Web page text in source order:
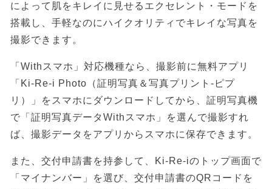
によって肌をキレイに見せるエクセレント・モードを
搭載し、手軽なのにハイクオリティでキレイな写真を
撮影できます。
「Withスマホ」対応機種なら、撮影前に無料アプリ
「Ki-Re-i Photo（証明写真＆写真プリント-ピプ
リ）」をスマホにダウンロードしてから、証明写真機
で「証明写真データWithスマホ」を選んで撮影すれ
ば、撮影データをアプリからスマホに保存できます。
また、交付申請書を持参して、Ki-Re-iのトップ画面で
「マイナンバー」を選び、交付申請書のQRコードを